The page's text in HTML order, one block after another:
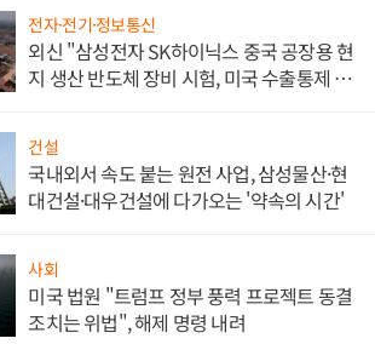
전자·전기·정보통신
외신 "삼성전자 SK하이닉스 중국 공장용 현
지 생산 반도체 장비 시험, 미국 수출통제 대
건설
국내외서 속도 붙는 원전 사업, 삼성물산·현
대건설·대우건설에 다가오는 '약속의 시간'
사회
미국 법원 "트럼프 정부 풍력 프로젝트 동결
조치는 위법", 해제 명령 내려